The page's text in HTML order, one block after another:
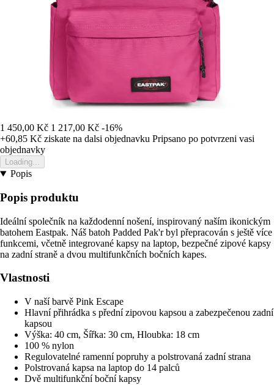
1 450,00 Kč 1 217,00 Kč -16%
+60,85 Kč ziskate na dalsi objednavku Pripsano po potvrzeni vasi
objednavky
Loading...
Popis
Popis produktu
Ideální společník na každodenní nošení, inspirovaný naším ikonickým
batohem Eastpak. Náš batoh Padded Pak'r byl přepracován s ještě více
funkcemi, včetně integrované kapsy na laptop, bezpečné zipové kapsy
na zadní straně a dvou multifunkčních bočních kapes.
Vlastnosti
V naší barvě Pink Escape
Hlavní přihrádka s přední zipovou kapsou a zabezpečenou zadní
kapsou
Výška: 40 cm, Šířka: 30 cm, Hloubka: 18 cm
100 % nylon
Regulovatelné ramenní popruhy a polstrovaná zadní strana
Polstrovaná kapsa na laptop do 14 palců
Dvě multifunkční boční kapsy